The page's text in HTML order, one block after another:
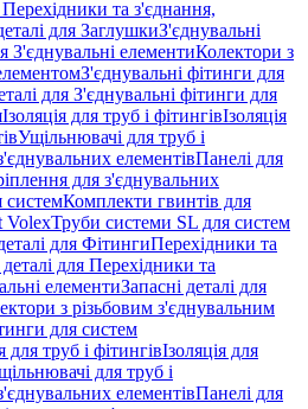
Перехідники та з'єднання,
для ЗаглушкиЗ'єднувальні
З'єднувальні елементиКолектори з
З'єднувальні фітинги для
для З'єднувальні фітинги для
Ізоляція для труб і фітингівІзоляція
Ущільнювачі для труб і
елементівПанелі для
для з'єднувальних
системКомплекти гвинтів для
VolexТруби системи SL для систем
для ФітингиПерехідники та
деталі для Перехідники та
елементиЗапасні деталі для
з різьбовим з'єднувальним
для систем
для труб і фітингівІзоляція для
для труб і
елементівПанелі для